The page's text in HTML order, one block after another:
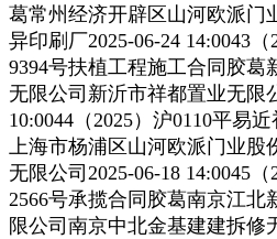
葛常州经济开辟区山河欧派门
异印刷厂2025-06-24 14:0043
9394号扶植工程施工合同胶葛
无限公司新沂市祥都置业无限
10:0044（2025）沪0110平易
上海市杨浦区山河欧派门业
无限公司2025-06-18 14:0045
2566号承揽合同胶葛南京江
限公司南京中北金基建建拆修